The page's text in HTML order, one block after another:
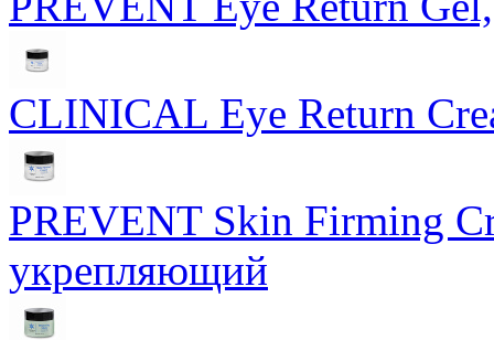
CLINICAL Eye Return
PREVENT Skin Firming
укрепляющий